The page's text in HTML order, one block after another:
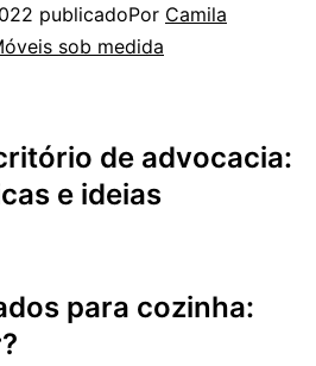
publicadoPor Camila
sob medida
de advocacia:
e ideias
para cozinha: